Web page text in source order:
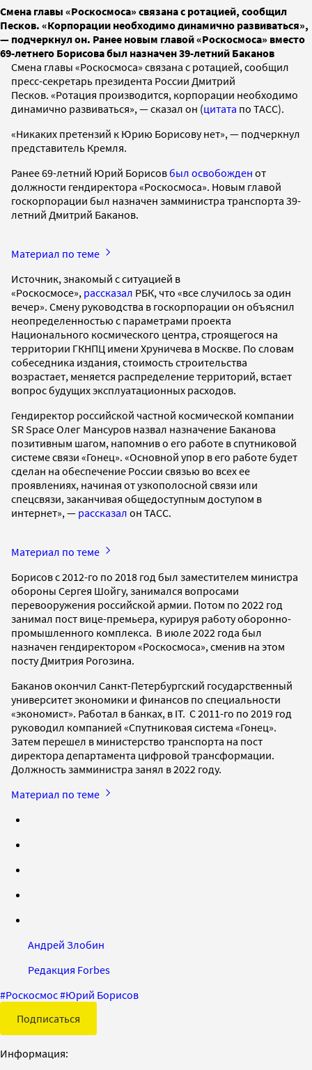
Смена главы «Роскосмоса» связана с ротацией, сообщил
Песков. «Корпорации необходимо динамично развиваться»,
— подчеркнул он. Ранее новым главой «Роскосмоса» вместо
69-летнего Борисова был назначен 39-летний Баканов
Смена главы «Роскосмоса» связана с ротацией, сообщил
пресс-секретарь президента России Дмитрий
Песков. «Ротация производится, корпорации необходимо
динамично развиваться», — сказал он (цитата по ТАСС).
«Никаких претензий к Юрию Борисову нет», — подчеркнул
представитель Кремля.
Ранее 69-летний Юрий Борисовбыл освобожден от
должности гендиректора «Роскосмоса». Новым главой
госкорпорации был назначен замминистра транспорта 39-
летний Дмитрий Баканов.
Материал по теме
Источник, знакомый с ситуацией в
«Роскосмосе», рассказал РБК, что «все случилось за один
вечер». Смену руководства в госкорпорации он объяснил
неопределенностью с параметрами проекта
Национального космического центра, строящегося на
территории ГКНПЦ имени Хруничева в Москве. По словам
собеседника издания, стоимость строительства
возрастает, меняется распределение территорий, встает
вопрос будущих эксплуатационных расходов.
Гендиректор российской частной космической компании
SR Space Олег Мансуров назвал назначение Баканова
позитивным шагом, напомнив о его работе в спутниковой
системе связи «Гонец». «Основной упор в его работе будет
сделан на обеспечение России связью во всех ее
проявлениях, начиная от узкополосной связи или
спецсвязи, заканчивая общедоступным доступом в
интернет», — рассказал он ТАСС.
Материал по теме
Борисов с 2012-го по 2018 год был заместителем министра
обороны Сергея Шойгу, занимался вопросами
перевооружения российской армии. Потом по 2022 год
занимал пост вице-премьера, курируя работу оборонно-
промышленного комплекса. В июле 2022 года был
назначен гендиректором «Роскосмоса», сменив на этом
посту Дмитрия Рогозина.
Баканов окончил Санкт-Петербургский государственный
университет экономики и финансов по специальности
«экономист». Работал в банках, в IT. С 2011-го по 2019 год
руководил компанией «Спутниковая система «Гонец».
Затем перешел в министерство транспорта на пост
директора департамента цифровой трансформации.
Должность замминистра занял в 2022 году.
Материал по теме
Андрей Злобин
Редакция Forbes
#Роскосмос#Юрий Борисов
Подписаться
Информация: